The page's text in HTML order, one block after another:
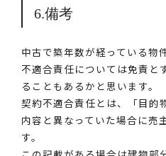
6.備考
中古で築年数が経っている物
不適合責任については免責と
ることもあるかと思います。
契約不適合責任とは、「目的
内容と異なっていた場合に売
す。